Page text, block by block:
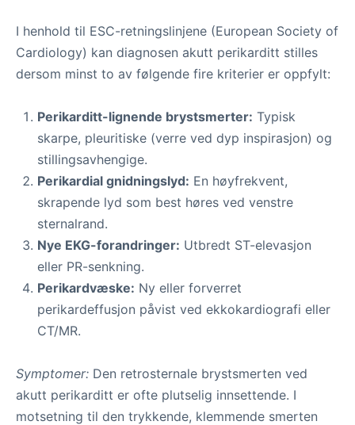
I henhold til ESC-retningslinjene (European Society of
Cardiology) kan diagnosen akutt perikarditt stilles
dersom minst to av følgende fire kriterier er oppfylt:
Perikarditt-lignende brystsmerter: Typisk
skarpe, pleuritiske (verre ved dyp inspirasjon) og
stillingsavhengige.
Perikardial gnidningslyd: En høyfrekvent,
skrapende lyd som best høres ved venstre
sternalrand.
Nye EKG-forandringer: Utbredt ST-elevasjon
eller PR-senkning.
Perikardvæske: Ny eller forverret
perikardeffusjon påvist ved ekkokardiografi eller
CT/MR.
Symptomer: Den retrosternale brystsmerten ved
akutt perikarditt er ofte plutselig innsettende. I
motsetning til den trykkende, klemmende smerten